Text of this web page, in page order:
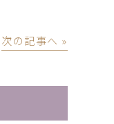
次の記事へ »